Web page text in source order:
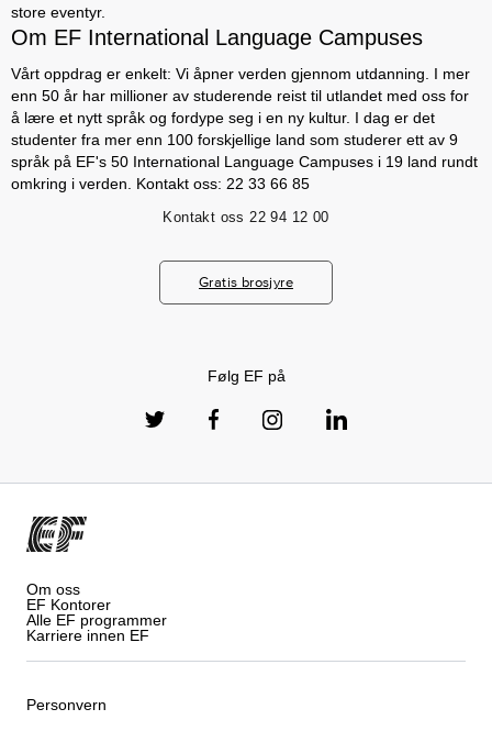
store eventyr.
Om EF International Language Campuses
Vårt oppdrag er enkelt: Vi åpner verden gjennom utdanning. I mer
enn 50 år har millioner av studerende reist til utlandet med oss for
å lære et nytt språk og fordype seg i en ny kultur. I dag er det
studenter fra mer enn 100 forskjellige land som studerer ett av 9
språk på EF's 50 International Language Campuses i 19 land rundt
omkring i verden. Kontakt oss: 22 33 66 85
Kontakt oss 22 94 12 00
Gratis brosjyre
Følg EF på
Om oss
EF Kontorer
Alle EF programmer
Karriere innen EF
Personvern